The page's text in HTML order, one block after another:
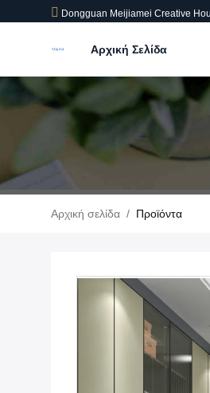
Dongguan Meijiamei Creative
Αρχική Σελίδα
Αρχική σελίδα / Προϊόντα